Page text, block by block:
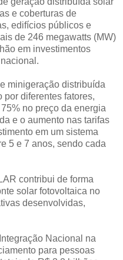
e coberturas de
edifícios públicos e
de 246 megawatts (MW)
em investimentos
minigeração distribuída
diferentes fatores,
no preço da energia
e o aumento nas tarifas
em um sistema
5 e 7 anos, sendo cada
contribui de forma
solar fotovoltaica no
desenvolvidas,
Nacional na
para pessoas